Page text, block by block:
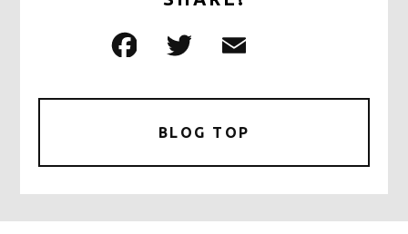
c
b
o
o
it
te
r
ai
BLOG TOP